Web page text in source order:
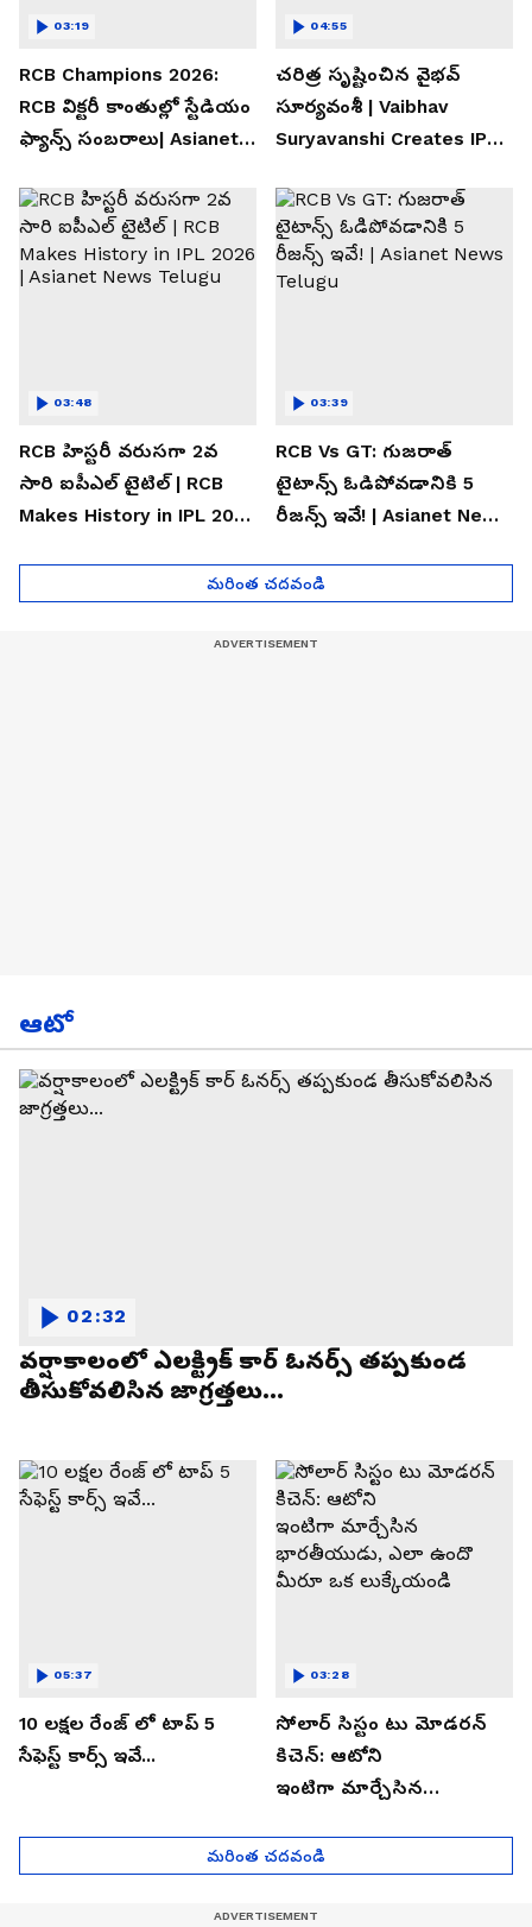
RCB Champions 2026:
RCB విక్టరీ కాంతుల్లో స్టేడియం
ఫ్యాన్స్ సంబరాలు| Asianet
03:19
చరిత్ర సృష్టించిన వైభవ్
సూర్యవంశీ | Vaibhav
Suryavanshi Creates IPL
Telugu
04:55
RCB హిస్టరీ వరుసగా 2వ
సారి ఐపీఎల్ టైటిల్ | RCB
Makes History in IPL 2026
03:48
RCB Vs GT: గుజరాత్
టైటాన్స్ ఓడిపోవడానికి 5
రీజన్స్ ఇవే! | Asianet News
03:39
మరింత చదవండి
ఆటో
వర్షాకాలంలో ఎలక్ట్రిక్ కార్ ఓనర్స్ తప్పకుండ
తీసుకోవలిసిన జాగ్రత్తలు...
02:32
10 లక్షల రేంజ్ లో టాప్ 5
సేఫెస్ట్ కార్స్ ఇవే...
05:37
సోలార్ సిస్టం టు మోడరన్
కిచెన్: ఆటోని
ఇంటిగా మార్చేసిన
మీరూ ఒక లుక్కేయండి
03:28
మరింత చదవండి